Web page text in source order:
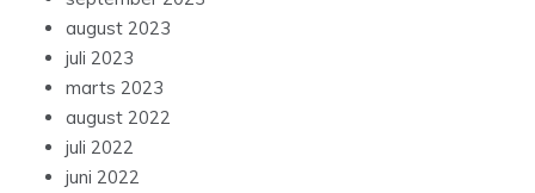
august 2023
juli 2023
marts 2023
august 2022
juli 2022
juni 2022